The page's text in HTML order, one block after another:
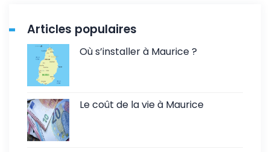
Articles populaires
Où s’installer à Maurice ?
Le coût de la vie à Maurice